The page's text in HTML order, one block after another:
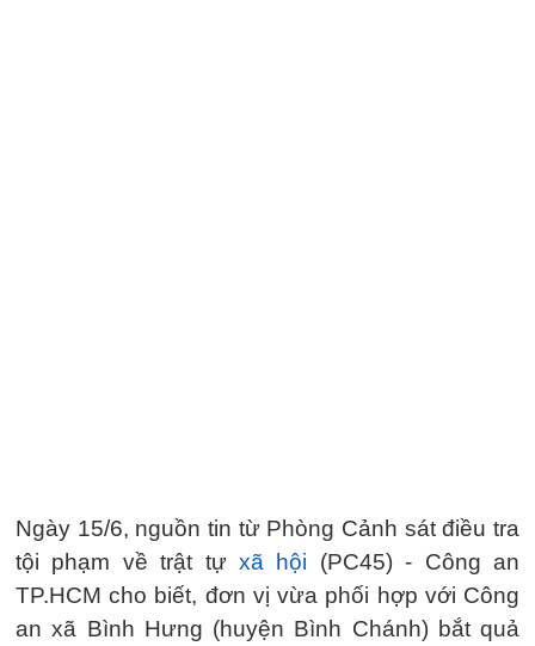
Ngày 15/6, nguồn tin từ Phòng Cảnh sát điều tra
tội phạm về trật tự xã hội (PC45) - Công an
TP.HCM cho biết, đơn vị vừa phối hợp với Công
an xã Bình Hưng (huyện Bình Chánh) bắt quả